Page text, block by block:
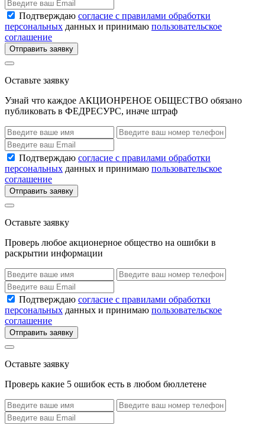
Подтверждаю согласие с правилами обработки
персональных данных и принимаю пользовательское
соглашение
Отправить заявку
Оставьте заявку
Узнай что каждое АКЦИОНРЕНОЕ ОБЩЕСТВО обязано
публиковать в ФЕДРЕСУРС, иначе штраф
Подтверждаю согласие с правилами обработки
персональных данных и принимаю пользовательское
соглашение
Отправить заявку
Оставьте заявку
Проверь любое акционерное общество на ошибки в
раскрытии информации
Подтверждаю согласие с правилами обработки
персональных данных и принимаю пользовательское
соглашение
Отправить заявку
Оставьте заявку
Проверь какие 5 ошибок есть в любом бюллетене